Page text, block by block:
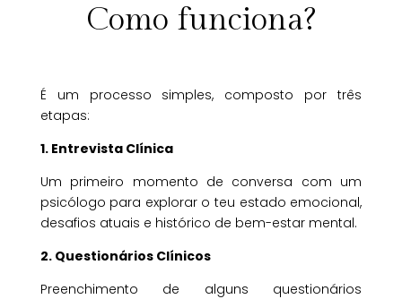
Como funciona?
É um processo simples, composto por três
etapas:
1. Entrevista Clínica
Um primeiro momento de conversa com um
psicólogo para explorar o teu estado emocional,
desafios atuais e histórico de bem-estar mental.
2. Questionários Clínicos
Preenchimento de alguns questionários